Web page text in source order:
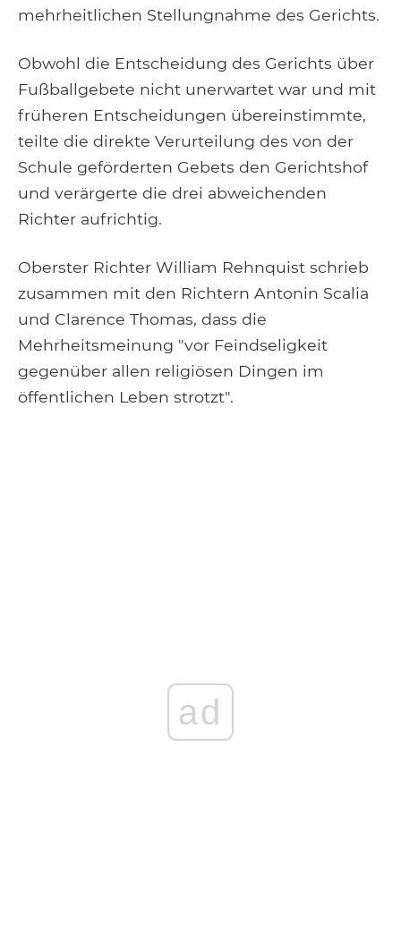
mehrheitlichen Stellungnahme des Gerichts.
Obwohl die Entscheidung des Gerichts über
Fußballgebete nicht unerwartet war und mit
früheren Entscheidungen übereinstimmte,
teilte die direkte Verurteilung des von der
Schule geförderten Gebets den Gerichtshof
und verärgerte die drei abweichenden
Richter aufrichtig.
Oberster Richter William Rehnquist schrieb
zusammen mit den Richtern Antonin Scalia
und Clarence Thomas, dass die
Mehrheitsmeinung "vor Feindseligkeit
gegenüber allen religiösen Dingen im
öffentlichen Leben strotzt".
ad